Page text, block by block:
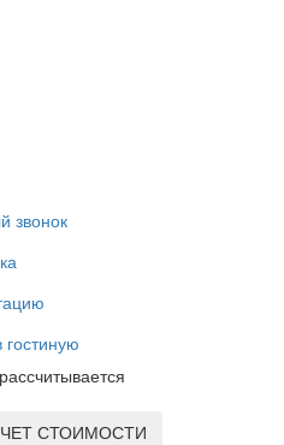
звонок
гостиную
СТОИМОСТИ